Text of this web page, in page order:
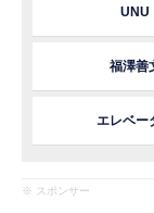
UNU
福澤善
エレベー
※ スポンサー